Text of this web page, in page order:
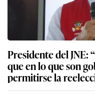
Presidente del JNE:
que en lo que son
permitirse la